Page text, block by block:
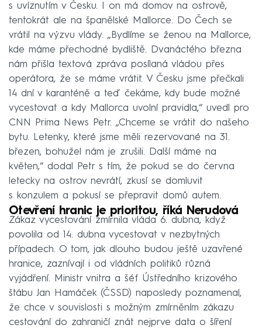
s uvíznutím v Česku. I on má domov na ostrově,
tentokrát ale na španělské Mallorce. Do Čech se
vrátil na výzvu vlády. „Bydlíme se ženou na Mallorce,
kde máme přechodné bydliště. Dvanáctého března
nám přišla textová zpráva posílaná vládou přes
operátora, že se máme vrátit. V Česku jsme přečkali
14 dní v karanténě a teď čekáme, kdy bude možné
vycestovat a kdy Mallorca uvolní pravidla,“ uvedl pro
CNN Prima News Petr. „Chceme se vrátit do našeho
bytu. Letenky, které jsme měli rezervované na 31.
březen, bohužel nám je zrušili. Další máme na
květen,“ dodal Petr s tím, že pokud se do června
letecky na ostrov nevrátí, zkusí se domluvit
s konzulem a pokusí se přepravit domů autem.
Otevření hranic je prioritou, říká Nerudová
Zákaz vycestování zmírnila vláda 6. dubna, když
povolila od 14. dubna vycestovat v nezbytných
případech. O tom, jak dlouho budou ještě uzavřené
hranice, zaznívají i od vládních politiků různá
vyjádření. Ministr vnitra a šéf Ústředního krizového
štábu Jan Hamáček (ČSSD) naposledy poznamenal,
že chce v souvislosti s možným zmírněním zákazu
cestování do zahraničí znát nejprve data o šíření